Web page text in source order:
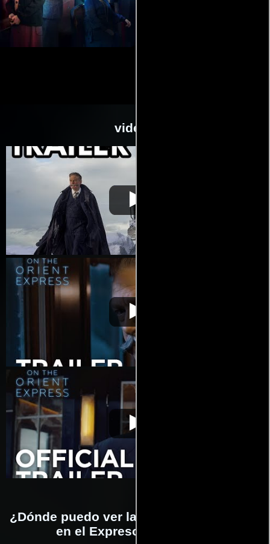
videos
Asesinato en el
Expreso de Oriente
Video de la película Asesinato en el
Expreso de Oriente
Asesinato en el
Expreso de Oriente
Video de la película Asesinato en el
Expreso de Oriente
Asesinato en el
Expreso de Oriente
Video de la película Asesinato en el
Expreso de Oriente
¿Dónde puedo ver la películas Asesinato
en el Expreso de Oriente?